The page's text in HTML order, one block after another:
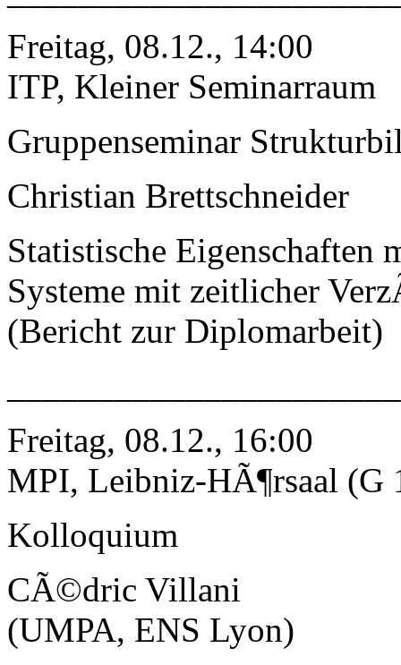
Freitag, 08.12., 14:00
ITP, Kleiner Seminarraum
Gruppenseminar
Christian Brettschneider
Statistische Eigenschaften
Systeme mit zeitlicher
(Bericht zur Diplomarbeit)
Freitag, 08.12., 16:00
MPI, Leibniz-HÃ¶rsaal (G
Kolloquium
CÃ©dric Villani
(UMPA, ENS Lyon)